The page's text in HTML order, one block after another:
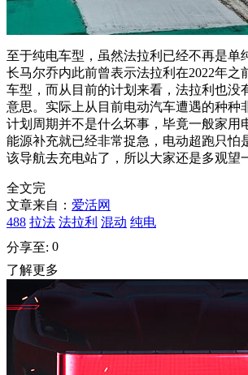
至于纯电车型，虽然法拉利已经不再是单
长马尔乔内此前曾表示法拉利在2022年之
车型，而从目前的计划来看，法拉利也没
意思。实际上从目前电动汽车遭遇的种种
计划周期并不是什么坏事，毕竟一般家用
能源补充就已经非常捉急，电动超跑只怕
该导航去充电站了，所以大家还是多观望
全文完
文章来自： 爱活网
488 拉法 法拉利 混动 纯电
分享至: 0
了解更多